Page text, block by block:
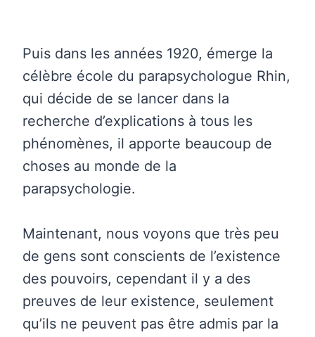
Puis dans les années 1920, émerge la
célèbre école du parapsychologue Rhin,
qui décide de se lancer dans la
recherche d’explications à tous les
phénomènes, il apporte beaucoup de
choses au monde de la
parapsychologie.
Maintenant, nous voyons que très peu
de gens sont conscients de l’existence
des pouvoirs, cependant il y a des
preuves de leur existence, seulement
qu’ils ne peuvent pas être admis par la